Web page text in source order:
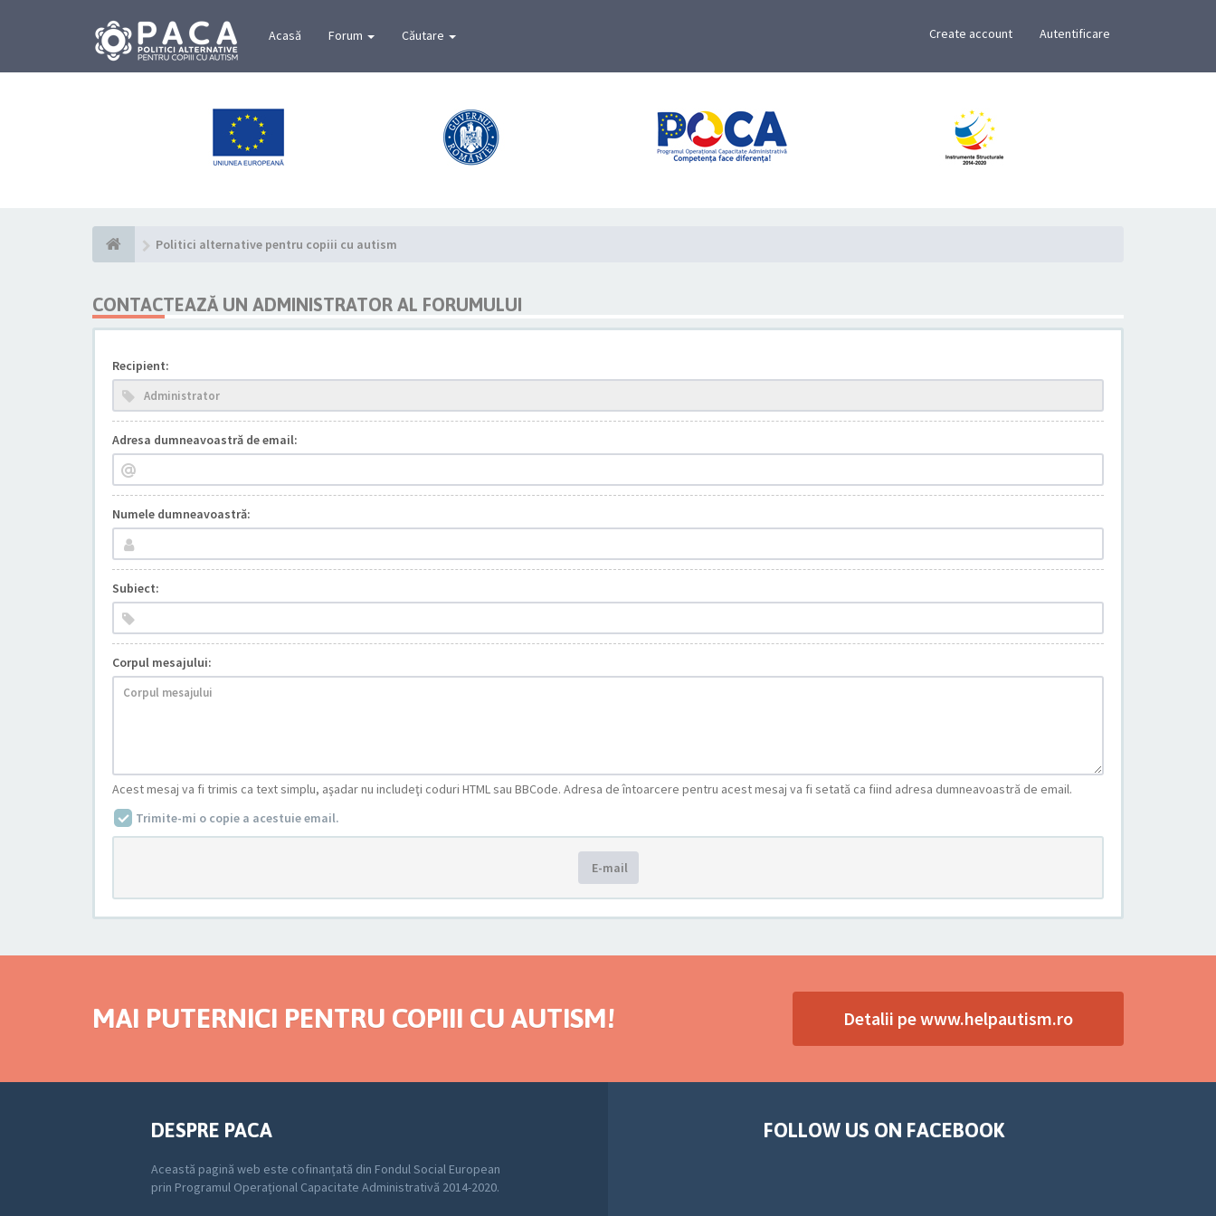
Acasă Forum Căutare Create account Autentificare
Politici alternative pentru copiii cu autism
CONTACTEAZĂ UN ADMINISTRATOR AL FORUMULUI
Recipient:
Adresa dumneavoastră de email:
Numele dumneavoastră:
Subiect:
Corpul mesajului:
Acest mesaj va fi trimis ca text simplu, aşadar nu includeţi coduri HTML sau BBCode. Adresa de întoarcere pentru acest mesaj va fi setată ca fiind adresa dumneavoastră de email.
Trimite-mi o copie a acestuie email.
E-mail
MAI PUTERNICI PENTRU COPIII CU AUTISM! Detalii pe www.helpautism.ro
DESPRE PACA
Această pagină web este cofinanțată din Fondul Social European
prin Programul Operațional Capacitate Administrativă 2014-2020.
FOLLOW US ON FACEBOOK